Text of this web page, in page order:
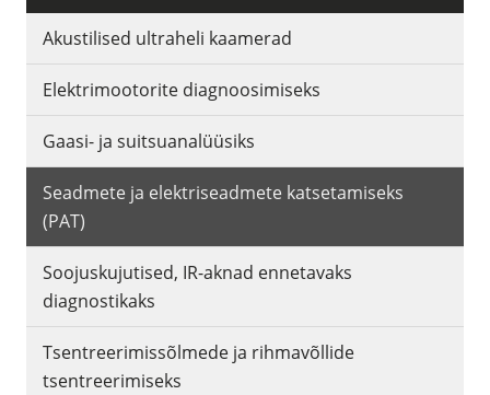
Akustilised ultraheli kaamerad
Elektrimootorite diagnoosimiseks
Gaasi- ja suitsuanalüüsiks
Seadmete ja elektriseadmete katsetamiseks
(PAT)
Soojuskujutised, IR-aknad ennetavaks
diagnostikaks
Tsentreerimissõlmede ja rihmavõllide
tsentreerimiseks